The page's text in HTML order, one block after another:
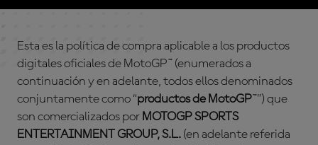
Esta es la política de compra aplicable a los productos
digitales oficiales de MotoGP™ (enumerados a
continuación y en adelante, todos ellos denominados
conjuntamente como “productos de MotoGP™”) que
son comercializados por MOTOGP SPORTS
ENTERTAINMENT GROUP, S.L. (en adelante referida